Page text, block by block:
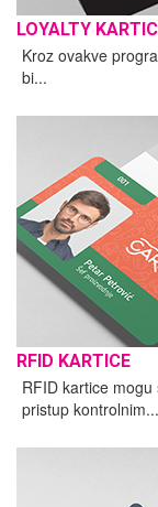
LOYALTY
Kroz ovakve
bi...
RFID KARTICE
RFID kartice
pristup kontrolnim...